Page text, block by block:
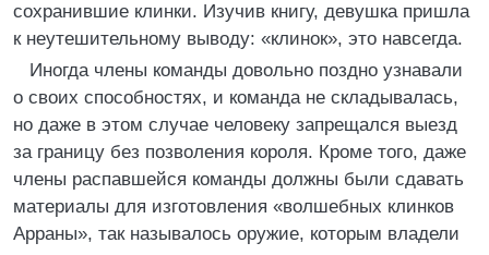
сохранившие клинки. Изучив книгу, девушка пришла
к неутешительному выводу: «клинок», это навсегда.
Иногда члены команды довольно поздно узнавали
о своих способностях, и команда не складывалась,
но даже в этом случае человеку запрещался выезд
за границу без позволения короля. Кроме того, даже
члены распавшейся команды должны были сдавать
материалы для изготовления «волшебных клинков
Арраны», так называлось оружие, которым владели